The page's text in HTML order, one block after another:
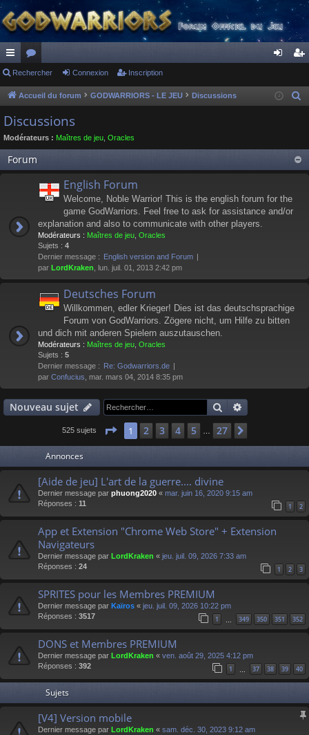
ac
co
ur
ci
s
or
u
s
ne cri
Rechercher Connexion Inscription
Accueil du forum GODWARRIORS - LE JEU Discussions
r
Discussions
Modérateurs : Maîtres de jeu Oracles
Forum
English Forum
Welcome, Noble Warrior! This is the english forum for the
game GodWarriors. Feel free to ask for assistance and/or
explanation and also to communicate with other players.
Modérateurs : Maîtres de jeu Oracles
Sujets : 4
Dernier message : English version and Forum
par LordKraken , lun. juil. 01, 2013 2:42 pm
Deutsches Forum
Willkommen, edler Krieger! Dies ist das deutschsprachige
Forum von GodWarriors. Zögere nicht, um Hilfe zu bitten
und dich mit anderen Spielern auszutauschen.
Modérateurs : Maîtres de jeu Oracles
Sujets : 5
Dernier message : Re: Godwarriors.de
par Confucius , mar. mars 04, 2014 8:35 pm
Nouveau sujet Rechercher
525 sujets Page 1sur 27
1 2 3 4 5 27
Annonces
[Aide de jeu] L'art de la guerre.... divine
Dernier message par phuong2020 « mar. juin 16, 2020 9:15 am
Réponses : 11 1 2
App et Extension "Chrome Web Store" + Extension
Navigateurs
Dernier message par LordKraken « jeu. juil. 09, 2026 7:33 am
Réponses : 24 1 2 3
SPRITES pour les Membres PREMIUM
Dernier message par Kaïros « jeu. juil. 09, 2026 10:22 pm
Réponses : 3517 1 … 349 350 351 352
DONS et Membres PREMIUM
Dernier message par LordKraken « ven. août 29, 2025 4:12 pm
Réponses : 392 1 … 37 38 39 40
Sujets
[V4] Version mobile
Dernier message par LordKraken « sam. déc. 30, 2023 9:12 am